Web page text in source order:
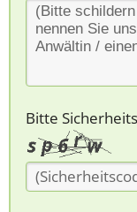
Bitte